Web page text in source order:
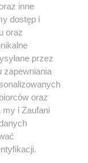
powielany i
sposób (w
polu
w
użycie lub
prawa,
kary i może być
inne
dostęp i
oraz
przez
zapewniania
oraz
my i Zaufani